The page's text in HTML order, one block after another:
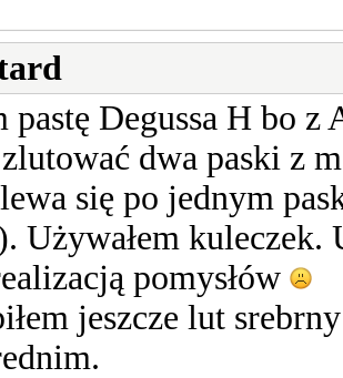
pastę Degussa H bo
dwa paski z
się po jednym
Używałem
pomysłów
jeszcze lut